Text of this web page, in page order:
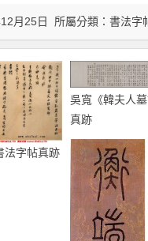
月25日 所屬分類：書法字
法字帖真跡
吳寬《韓夫人
真跡